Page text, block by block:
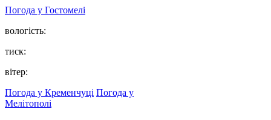
Погода у Гостомелі
вологість:
тиск:
вітер:
Погода у Кременчуці Погода у
Мелітополі